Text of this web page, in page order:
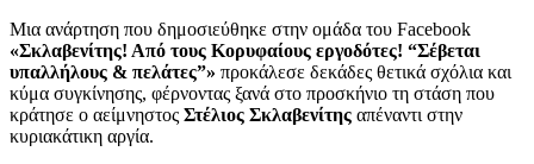
Μια ανάρτηση που δημοσιεύθηκε στην ομάδα του Facebook
«Σκλαβενίτης! Από τους Κορυφαίους εργοδότες! “Σέβεται
υπαλλήλους & πελάτες”» προκάλεσε δεκάδες θετικά σχόλια και
κύμα συγκίνησης, φέρνοντας ξανά στο προσκήνιο τη στάση που
κράτησε ο αείμνηστος Στέλιος Σκλαβενίτης απέναντι στην
κυριακάτικη αργία.